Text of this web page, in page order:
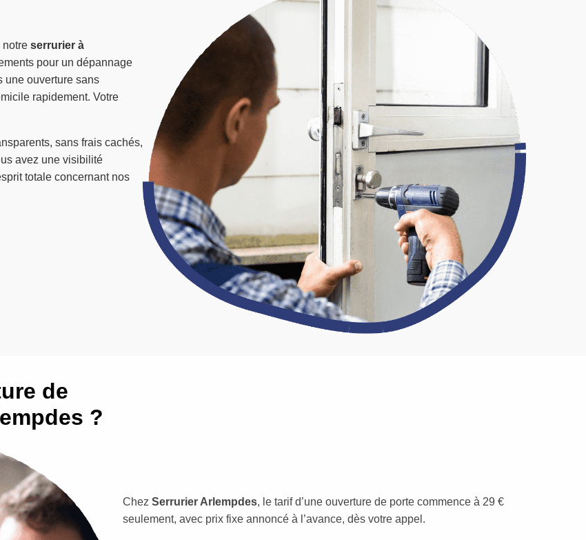
notre serrurier à
pour un dépannage
une ouverture sans
rapidement. Votre
sans frais cachés,
avez une visibilité
totale concernant nos
de
?
Chez Serrurier Arlempdes, le tarif d’une ouverture de porte commence à 29 €
seulement, avec prix fixe annoncé à l’avance, dès votre appel.